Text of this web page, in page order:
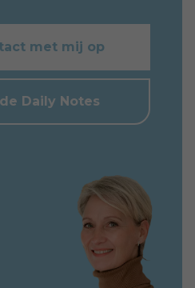
met mij op
Daily Notes